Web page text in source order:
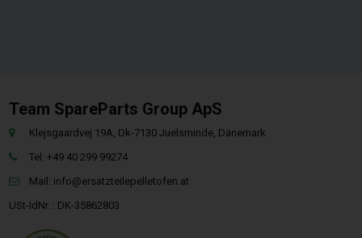
Team SpareParts Group ApS
Klejsgaardvej 19A, Dk-7130 Juelsminde, Dänemark
Tel: +49 40 299 99274
Mail: info@ersatzteilepelletofen.at
USt-IdNr. : DK-35862803